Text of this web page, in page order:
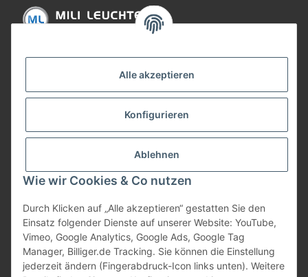
Alle akzeptieren
Konfigurieren
Ablehnen
Wie wir Cookies & Co nutzen
Durch Klicken auf „Alle akzeptieren“ gestatten Sie den
Einsatz folgender Dienste auf unserer Website: YouTube,
Vimeo, Google Analytics, Google Ads, Google Tag
Manager, Billiger.de Tracking. Sie können die Einstellung
jederzeit ändern (Fingerabdruck-Icon links unten). Weitere
Gesetzliche Informationen
Bezahlung